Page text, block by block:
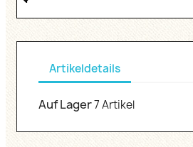
Artikeldetails
Auf Lager7 Artikel